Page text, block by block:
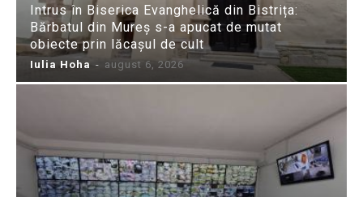
Intrus în Biserica Evanghelică din Bistrița:
Bărbatul din Mureș s-a apucat de mutat
obiecte prin lăcașul de cult
Iulia Hoha - august 6, 2026